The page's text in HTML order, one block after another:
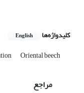
کلیدواژه‌ها English
Oriental beech
مراجع